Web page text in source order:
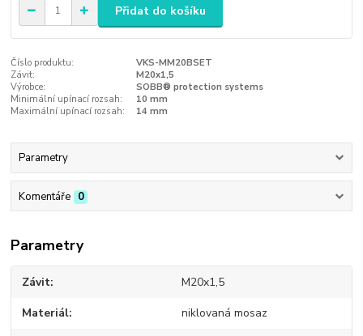
Přidat do košíku
Číslo produktu:
VKS-MM20BSET
Závit:
M20x1,5
Výrobce:
SOBB® protection systems
Minimální upínací rozsah:
10 mm
Maximální upínací rozsah:
14 mm
Parametry
Komentáře 0
Parametry
Závit M20x1,5
Materiál niklovaná mosaz